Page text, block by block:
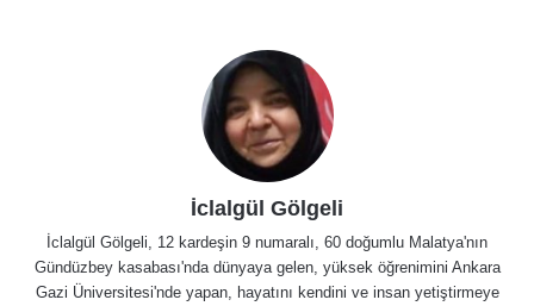
İclalgül Gölgeli
İclalgül Gölgeli, 12 kardeşin 9 numaralı, 60 doğumlu Malatya'nın
Gündüzbey kasabası'nda dünyaya gelen, yüksek öğrenimini Ankara
Gazi Üniversitesi'nde yapan, hayatını kendini ve insan yetiştirmeye